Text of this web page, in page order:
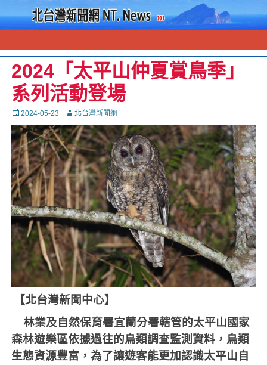
2024「太平山仲夏賞鳥季」
系列活動登場
Posted
on
2024-05-23 Autor北台灣新聞網
【北台灣新聞中心】
林業及自然保育署宜蘭分署轄管的太平山國家
森林遊樂區依據過往的鳥類調查監測資料，鳥類
生態資源豐富，為了讓遊客能更加認識太平山自